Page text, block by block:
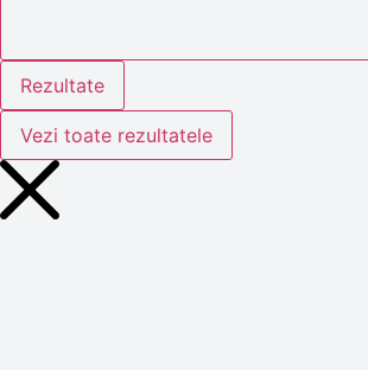
Rezultate
Vezi toate rezultatele